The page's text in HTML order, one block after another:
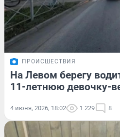
ПРОИСШЕСТВИЯ
На Левом берегу
11-летнюю девочку-
4 июня, 2026, 18:02 1 229 8